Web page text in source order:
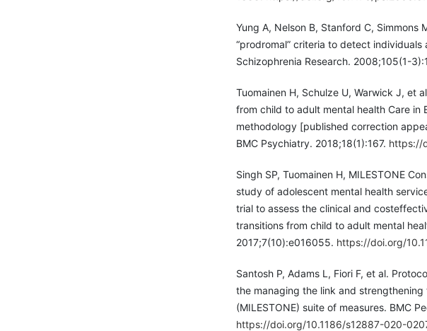
Yung A, Nelson B, Stanford C, Simmons
“prodromal” criteria to detect
Schizophrenia Research. 2008;105(1-
Tuomainen H, Schulze U, Warwick J, et
from child to adult mental health Care in
methodology [published correction
BMC Psychiatry. 2018;18(1):167. https://
Singh SP, Tuomainen H, MILESTONE
study of adolescent mental health
trial to assess the clinical and
transitions from child to adult mental
2017;7(10):e016055. https://doi.org/
Santosh P, Adams L, Fiori F, et al.
the managing the link and
(MILESTONE) suite of measures. BMC
https://doi.org/10.1186/s12887-020-